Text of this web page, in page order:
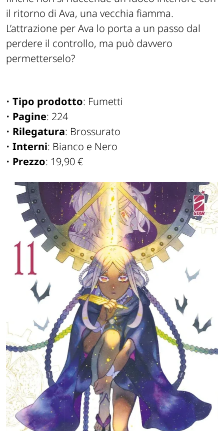
il ritorno di Ava, una vecchia fiamma.
L’attrazione per Ava lo porta a un passo dal
perdere il controllo, ma può davvero
permetterselo?
• Tipo prodotto: Fumetti
• Pagine: 224
• Rilegatura: Brossurato
• Interni: Bianco e Nero
• Prezzo: 19,90 €